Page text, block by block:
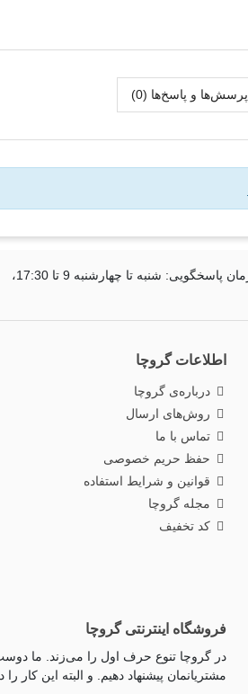
پرسش‌ها و پاسخ‌ها (0)
زمان پاسخگویی: شنبه تا چهارشنبه 9 تا 17:30،
اطلاعات گروچا
درباره‌ی گروچا
روش‌های ارسال
تماس با ما
حفظ حریم خصوصی
قوانین و شرایط استفاده
مجله گروچا
کد تخفیف
فروشگاه اینترنتی گروچا
در گروچا تنوع حرف اول را می‌زند. ما دوست
مشتریانمان پیشنهاد دهیم. و البته این